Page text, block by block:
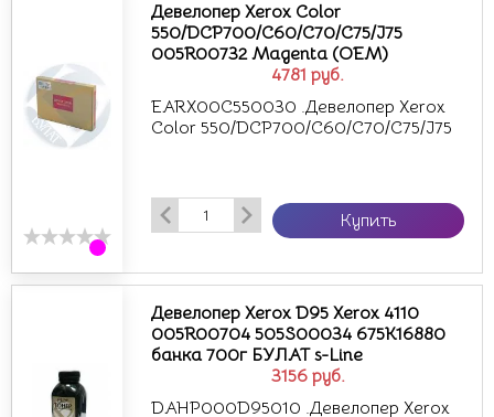
4781 руб.
Девелопер Xerox Color
550/DCP700/C60/C70/C75/J75
005R00732 Magenta (OEM)
EARX00C550030 .Девелопер Xerox
Color 550/DCP700/C60/C70/C75/J75
Купить
3156 руб.
Девелопер Xerox D95 Xerox 4110
005R00704 505S00034 675K16880
банка 700г БУЛАТ s-Line
DAHP000D95010 .Девелопер Xerox